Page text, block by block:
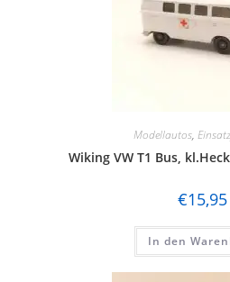
Modellautos,
Wiking VW T1 Bus,
€15,95
In den